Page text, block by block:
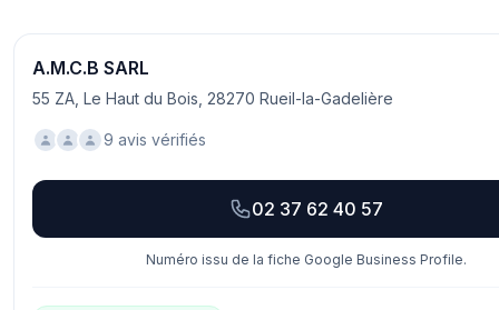
A.M.C.B SARL
55 ZA, Le Haut du Bois, 28270 Rueil-la-Gadelière
9 avis vérifiés
02 37 62 40 57
Numéro issu de la fiche Google Business Profile.